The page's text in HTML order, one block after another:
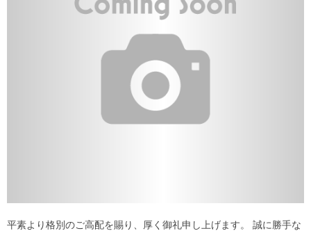
平素より格別のご高配を賜り、厚く御礼申し上げます。 誠に勝手な